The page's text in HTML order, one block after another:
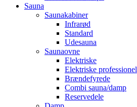
Sauna
Saunakabiner
Infrarød
Standard
Udesauna
Saunaovne
Elektriske
Elektriske professionel
Brændefyrede
Combi sauna/damp
Reservedele